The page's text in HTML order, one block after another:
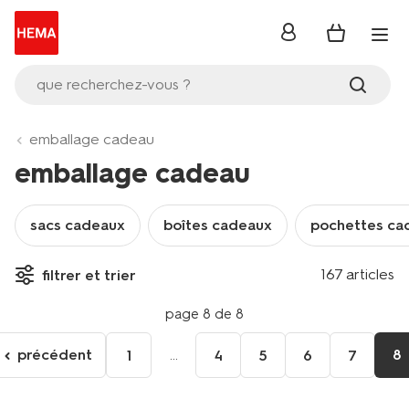
que recherchez-vous ?
se
emballage cadeau
emballage cadeau
sacs cadeaux boîtes cadeaux pochettes
filtrer et trier 167 articles
page 8 de 8
Aller
à
précédent 1 ... 4 5 6 7 8